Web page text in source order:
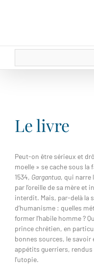
Le livre
Peut-on être sérieux et
moelle » se cache sous la
1534, Gargantua, qui narre
par l’oreille de sa mère
interdit. Mais, par-delà la
d’humanisme : quelles
former l’habile homme ?
prince chrétien, en
bonnes sources, le
appétits guerriers,
l’utopie.